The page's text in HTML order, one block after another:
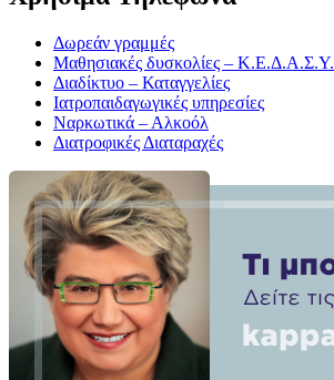
Δωρεάν γραμμές
Μαθησιακές δυσκολίες – Κ.Ε.Δ.Α.Σ.Υ.
Διαδίκτυο – Καταγγελίες
Ιατροπαιδαγωγικές υπηρεσίες
Ναρκωτικά – Αλκοόλ
Διατροφικές Διαταραχές